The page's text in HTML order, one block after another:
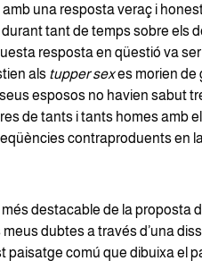
una resposta veraç i
durant tant de temps sobre els
resposta en qüestió va
als tupper sexes morien de
esposos no havien sabut
de tants i tants homes amb
contraproduents en
més destacable de la proposta
dubtes a través d’una
paisatge comú que dibuixa el